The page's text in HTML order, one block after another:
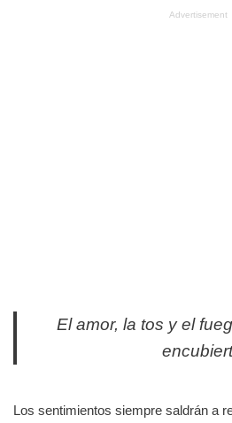
Advertisement
El amor, la tos y el
Los sentimientos siempre saldrán a